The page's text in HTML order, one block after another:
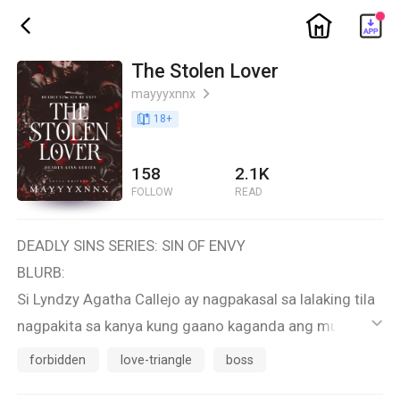
ic_back ic_home
The Stolen Lover
mayyyxnnx ic_arrow_right
book_age 18+
158
FOLLOW
2.1K
READ
DEADLY SINS SERIES: SIN OF ENVY
BLURB:
Si Lyndzy Agatha Callejo ay nagpakasal sa lalaking tila
nagpakita sa kanya kung gaano kaganda ang mundo at
kakulay ang mabuhay. She thought that marrying that
ic_default
forbidden love-triangle boss